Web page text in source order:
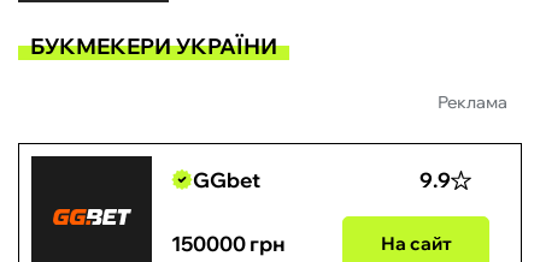
БУКМЕКЕРИ УКРАЇНИ
Реклама
GGbet 9.9
150000 грн На сайт